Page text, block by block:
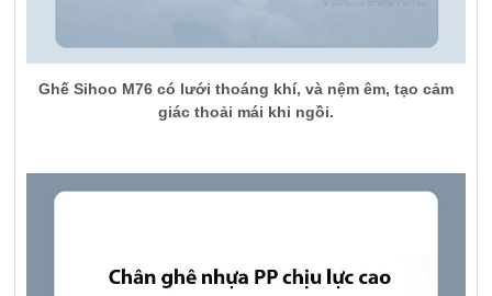
Ghế Sihoo M76 có lưới thoáng khí, và nệm êm, tạo cảm
giác thoải mái khi ngồi.